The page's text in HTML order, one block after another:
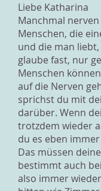
Liebe Katharina
Manchmal
Menschen, die
und die man
glaube fast, nur
Menschen
auf die Nerven
sprichst du mit
darüber. Wenn
trotzdem wieder
du es eben
Das müssen
bestimmt auch
also immer